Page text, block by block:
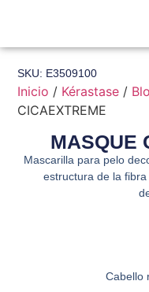
SKU: E3509100
Inicio / Kérastase /
CICAEXTREME
MASQUE
Mascarilla para pelo
estructura de la
Cabello